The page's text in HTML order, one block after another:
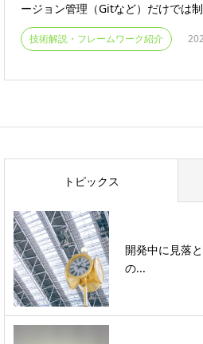
ージョン管理（Gitなど）だけでは
技術解説・フレームワーク紹介
トピックス
開発中に見落
の...